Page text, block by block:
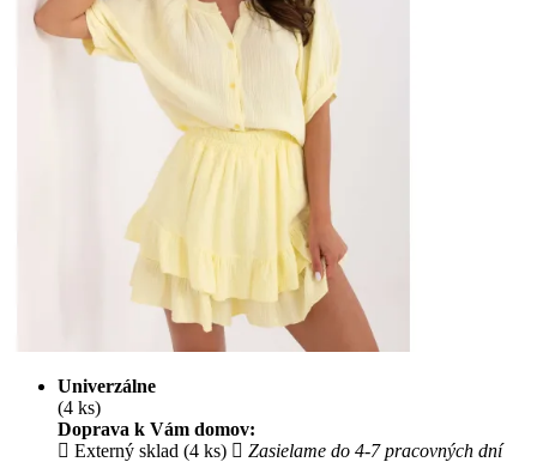
Univerzálne
(4 ks)
Doprava k Vám domov:
Externý sklad (4 ks)
Zasielame do 4-7 pracovných dní